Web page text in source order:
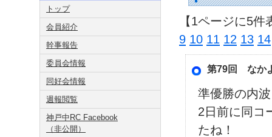
【1ページに5
9 10 11 12 13 14
第79回 なか
準優勝の内
2日前に同コ
たね！
トップ
会員紹介
幹事報告
委員会情報
同好会情報
週報閲覧
神戸中RC Facebook
（非公開）